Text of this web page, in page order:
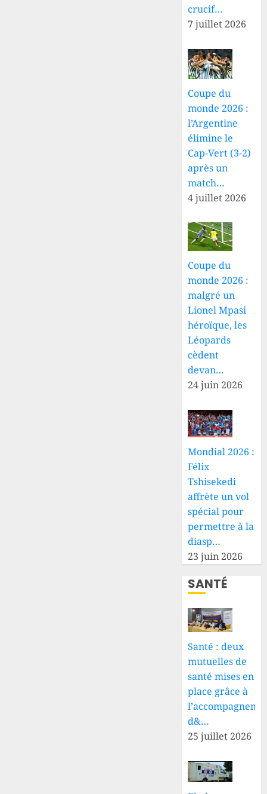
crucif…
7 juillet 2026
Coupe du
monde 2026 :
l’Argentine
élimine le
Cap-Vert (3-2)
après un
match…
4 juillet 2026
Coupe du
monde 2026 :
malgré un
Lionel Mpasi
héroïque, les
Léopards
cèdent
devan…
24 juin 2026
Mondial 2026 :
Félix
Tshisekedi
affrète un vol
spécial pour
permettre à la
diasp…
23 juin 2026
SANTÉ
Santé : deux
mutuelles de
santé mises en
place grâce à
d&…
25 juillet 2026